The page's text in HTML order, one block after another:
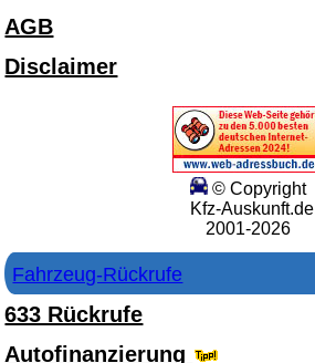
AGB
Disclaimer
© Copyright
Kfz-Auskunft.de
2001-2026
Fahrzeug-Rückrufe
633 Rückrufe
Autofinanzierung